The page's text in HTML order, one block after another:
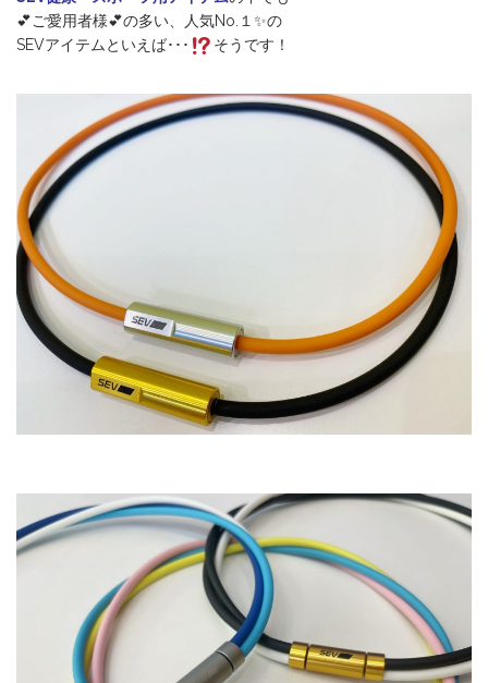
💕ご愛用者様💕の多い、人気No.１✨の
SEVアイテムといえば･･･
そうです！